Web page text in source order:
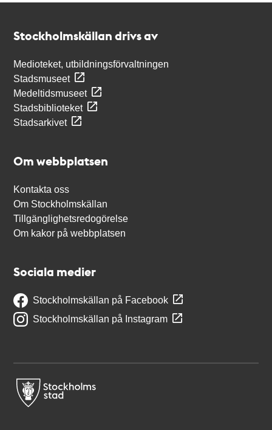
Stockholmskällan drivs av
Medioteket, utbildningsförvaltningen
Stadsmuseet
Medeltidsmuseet
Stadsbiblioteket
Stadsarkivet
Om webbplatsen
Kontakta oss
Om Stockholmskällan
Tillgänglighetsredogörelse
Om kakor på webbplatsen
Sociala medier
Stockholmskällan på Facebook
Stockholmskällan på Instagram